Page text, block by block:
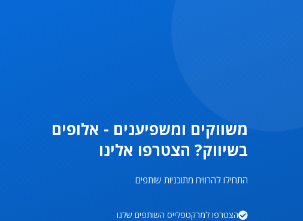
משווקים ומשפיענים - אלופים
בשיווק? הצטרפו אלינו
התחילו להרוויח מתוכניות שותפים
הצטרפו למרקטפלייס השותפים שלנו